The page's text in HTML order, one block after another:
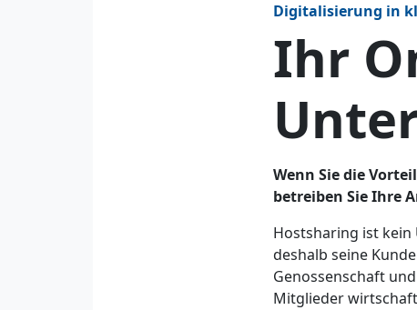
Digitalisierung in
Ihr
Wenn Sie die
betreiben Sie Ihre
Hostsharing ist
deshalb seine
Genossenschaft
Mitglieder